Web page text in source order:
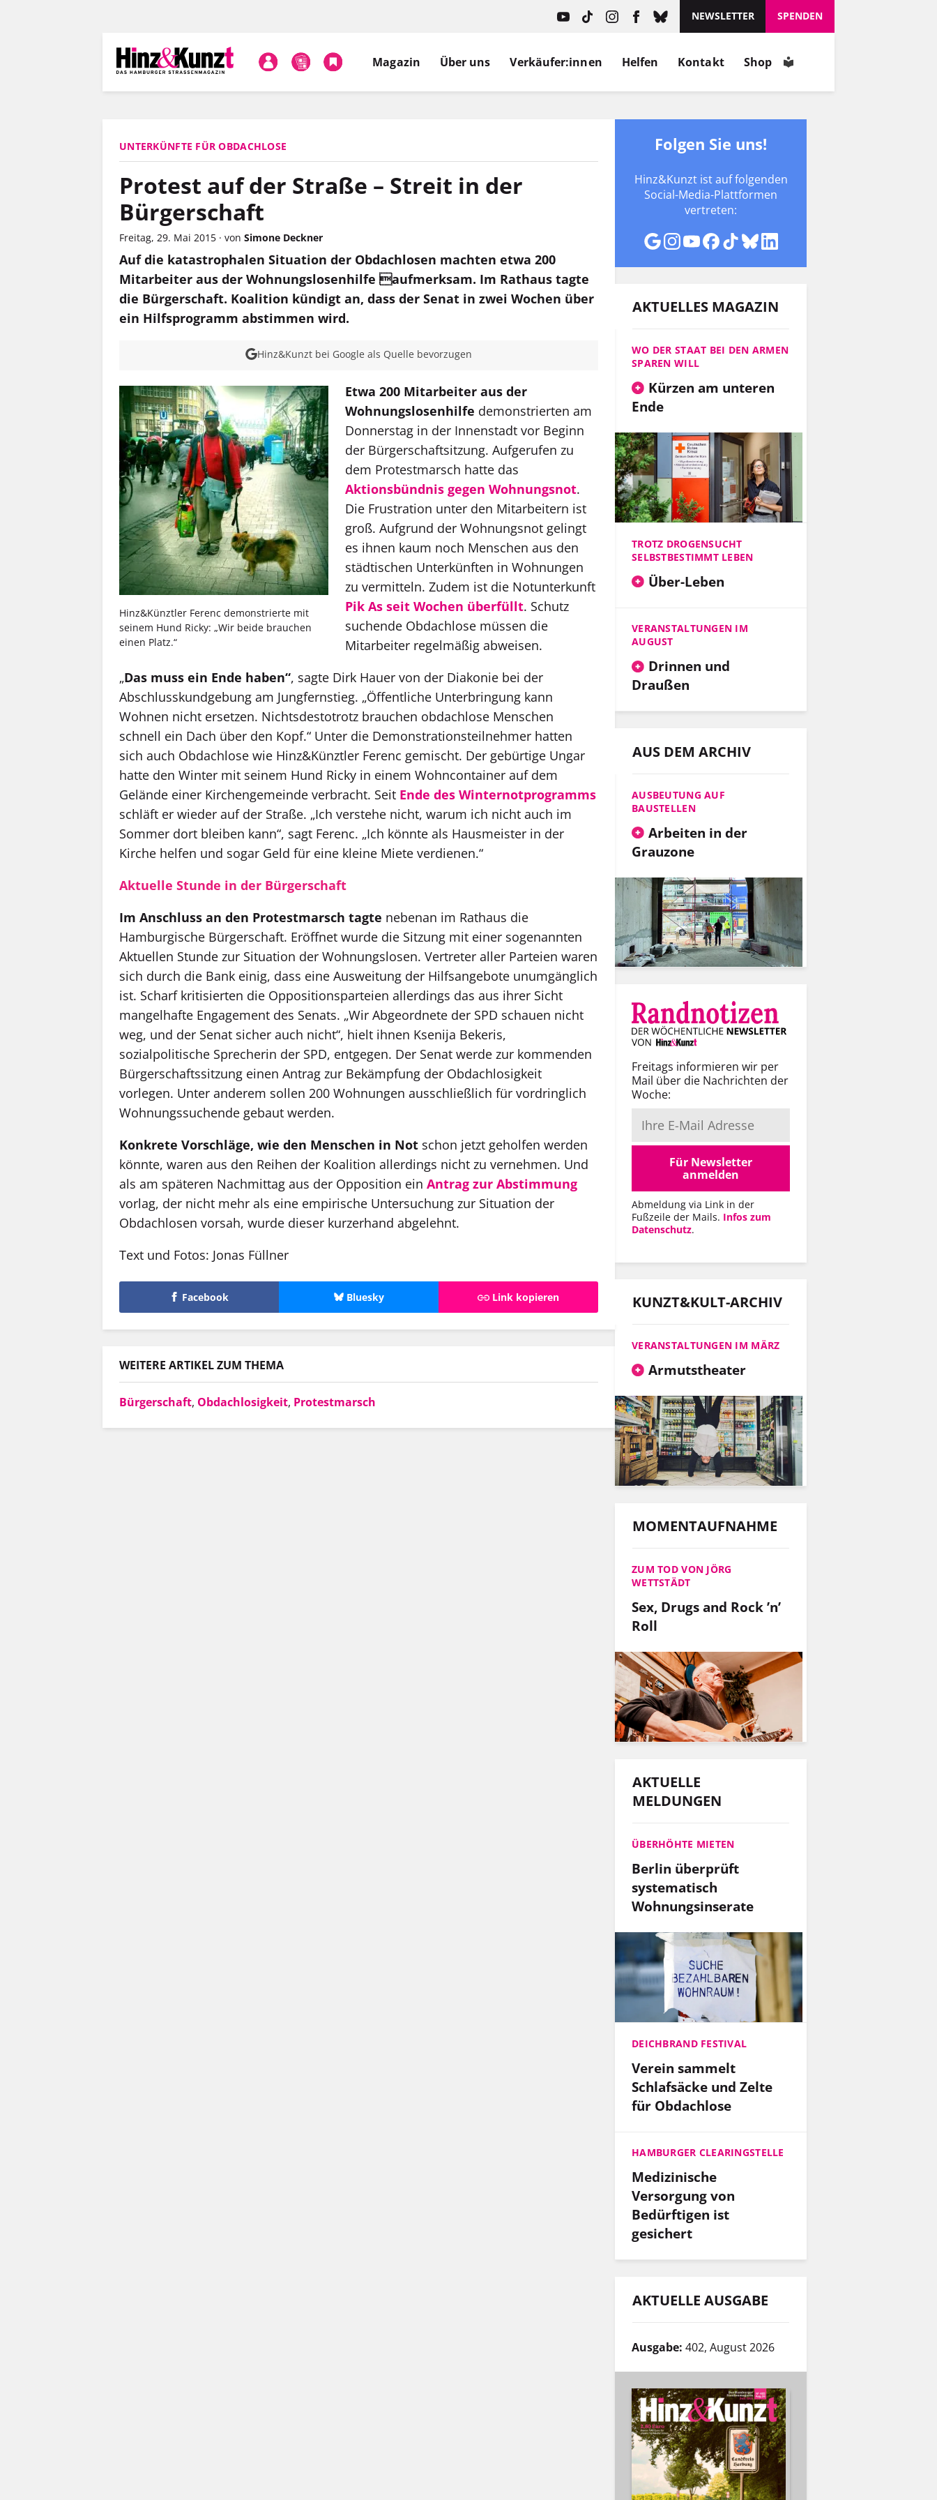
NEWSLETTER SPENDEN
Magazin Über uns Verkäufer:innen Helfen Kontakt Shop
UNTERKÜNFTE FÜR OBDACHLOSE
Protest auf der Straße – Streit in der
Bürgerschaft
Freitag, 29. Mai 2015 · von Simone Deckner
Auf die katastrophalen Situation der Obdachlosen machten etwa 200
Mitarbeiter aus der Wohnungslosenhilfe aufmerksam. Im Rathaus tagte
die Bürgerschaft. Koalition kündigt an, dass der Senat in zwei Wochen über
ein Hilfsprogramm abstimmen wird.
Hinz&Kunzt bei Google als Quelle bevorzugen
Hinz&Künztler Ferenc demonstrierte mit
seinem Hund Ricky: „Wir beide brauchen
einen Platz.“
Etwa 200 Mitarbeiter aus der
Wohnungslosenhilfe demonstrierten am
Donnerstag in der Innenstadt vor Beginn
der Bürgerschaftsitzung. Aufgerufen zu
dem Protestmarsch hatte das
Aktionsbündnis gegen Wohnungsnot.
Die Frustration unter den Mitarbeitern ist
groß. Aufgrund der Wohnungsnot gelingt
es ihnen kaum noch Menschen aus den
städtischen Unterkünften in Wohnungen
zu vermitteln. Zudem ist die Notunterkunft
Pik As seit Wochen überfüllt. Schutz
suchende Obdachlose müssen die
Mitarbeiter regelmäßig abweisen.
„Das muss ein Ende haben“, sagte Dirk Hauer von der Diakonie bei der
Abschlusskundgebung am Jungfernstieg. „Öffentliche Unterbringung kann
Wohnen nicht ersetzen. Nichtsdestotrotz brauchen obdachlose Menschen
schnell ein Dach über den Kopf.“ Unter die Demonstrationsteilnehmer hatten
sich auch Obdachlose wie Hinz&Künztler Ferenc gemischt. Der gebürtige Ungar
hatte den Winter mit seinem Hund Ricky in einem Wohncontainer auf dem
Gelände einer Kirchengemeinde verbracht. Seit Ende des Winternotprogramms
schläft er wieder auf der Straße. „Ich verstehe nicht, warum ich nicht auch im
Sommer dort bleiben kann“, sagt Ferenc. „Ich könnte als Hausmeister in der
Kirche helfen und sogar Geld für eine kleine Miete verdienen.“
Aktuelle Stunde in der Bürgerschaft
Im Anschluss an den Protestmarsch tagte nebenan im Rathaus die
Hamburgische Bürgerschaft. Eröffnet wurde die Sitzung mit einer sogenannten
Aktuellen Stunde zur Situation der Wohnungslosen. Vertreter aller Parteien waren
sich durch die Bank einig, dass eine Ausweitung der Hilfsangebote unumgänglich
ist. Scharf kritisierten die Oppositionsparteien allerdings das aus ihrer Sicht
mangelhafte Engagement des Senats. „Wir Abgeordnete der SPD schauen nicht
weg, und der Senat sicher auch nicht“, hielt ihnen Ksenija Bekeris,
sozialpolitische Sprecherin der SPD, entgegen. Der Senat werde zur kommenden
Bürgerschaftssitzung einen Antrag zur Bekämpfung der Obdachlosigkeit
vorlegen. Unter anderem sollen 200 Wohnungen ausschließlich für vordringlich
Wohnungssuchende gebaut werden.
Konkrete Vorschläge, wie den Menschen in Not schon jetzt geholfen werden
könnte, waren aus den Reihen der Koalition allerdings nicht zu vernehmen. Und
als am späteren Nachmittag aus der Opposition ein Antrag zur Abstimmung
vorlag, der nicht mehr als eine empirische Untersuchung zur Situation der
Obdachlosen vorsah, wurde dieser kurzerhand abgelehnt.
Text und Fotos: Jonas Füllner
Facebook Bluesky Link kopieren
WEITERE ARTIKEL ZUM THEMA
Bürgerschaft, Obdachlosigkeit, Protestmarsch
Folgen Sie uns!
Hinz&Kunzt ist auf folgenden
Social-Media-Plattformen
vertreten:
AKTUELLES MAGAZIN
WO DER STAAT BEI DEN ARMEN
SPAREN WILL
Kürzen am unteren
Ende
TROTZ DROGENSUCHT
SELBSTBESTIMMT LEBEN
Über-Leben
VERANSTALTUNGEN IM
AUGUST
Drinnen und
Draußen
AUS DEM ARCHIV
AUSBEUTUNG AUF
BAUSTELLEN
Arbeiten in der
Grauzone
Freitags informieren wir per
Mail über die Nachrichten der
Woche:
Für Newsletter
anmelden
Abmeldung via Link in der
Fußzeile der Mails. Infos zum
Datenschutz.
KUNZT&KULT-ARCHIV
VERANSTALTUNGEN IM MÄRZ
Armutstheater
MOMENTAUFNAHME
ZUM TOD VON JÖRG
WETTSTÄDT
Sex, Drugs and Rock ’n’
Roll
AKTUELLE
MELDUNGEN
ÜBERHÖHTE MIETEN
Berlin überprüft
systematisch
Wohnungsinserate
DEICHBRAND FESTIVAL
Verein sammelt
Schlafsäcke und Zelte
für Obdachlose
HAMBURGER CLEARINGSTELLE
Medizinische
Versorgung von
Bedürftigen ist
gesichert
AKTUELLE AUSGABE
Ausgabe: 402, August 2026